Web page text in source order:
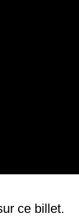
ce billet.